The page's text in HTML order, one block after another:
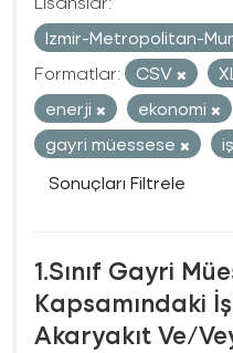
Izmir-Metropolitan-
Formatlar:
CSV
enerji
ekonomi
gayri müessese
Sonuçları Filtrele
1.Sınıf Gayri
Kapsamındaki
Akaryakıt Ve/